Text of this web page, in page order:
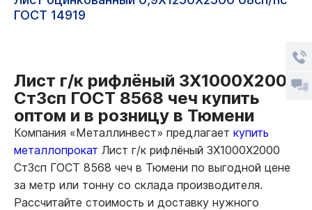
ГОСТ 14919
Лист г/к рифлёный 3Х1000Х2000
Ст3сп ГОСТ 8568 чеч купить
оптом и в розницу в Тюмени
Компания «Металлинвест» предлагает купить
металлопрокат Лист г/к рифлёный 3Х1000Х2000
Ст3сп ГОСТ 8568 чеч в Тюмени по выгодной цене
за метр или тонну со склада производителя.
Рассчитайте стоимость и доставку нужного